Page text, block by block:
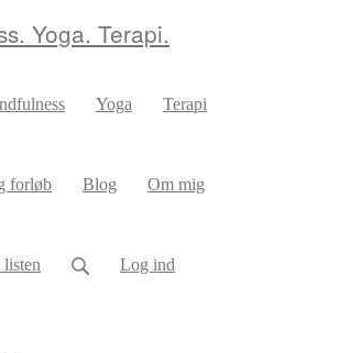
Yoga. Terapi.
Yoga Terapi
forløb Blog Om mig
Log ind